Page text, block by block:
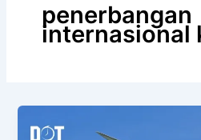
penerbangan
internasional